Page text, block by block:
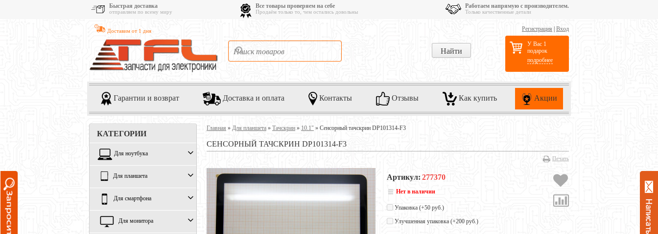
Быстрая доставка
отправляем по всему миру
Все товары проверяем на себе
Продаём только то, чем остались довольны
Работаем напрямую с производителем.
Только качественные детали
Доставим от 1 дня Регистрация Вход
У Вас 1
подарок
подробнее
Гарантии и возврат Доставка и оплата Контакты Отзывы Как купить Акции
КАТЕГОРИИ
Для ноутбука
Для планшета
Для смартфона
Для монитора
Главная » Для планшета » Тачскрин » 10.1" » Сенсорный тачскрин DP101314-F3
СЕНСОРНЫЙ ТАЧСКРИН DP101314-F3
Печать
Артикул: 277370
Нет в наличии
Упаковка (+50 руб.)
Улучшенная упаковка (+200 руб.)